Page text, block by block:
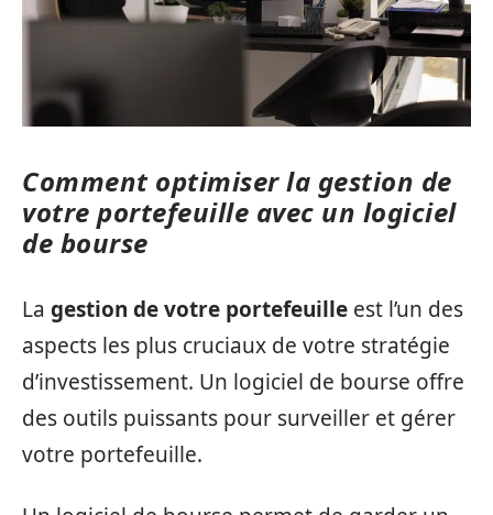
Comment optimiser la gestion de
votre portefeuille avec un logiciel
de bourse
La gestion de votre portefeuille est l’un des
aspects les plus cruciaux de votre stratégie
d’investissement. Un logiciel de bourse offre
des outils puissants pour surveiller et gérer
votre portefeuille.